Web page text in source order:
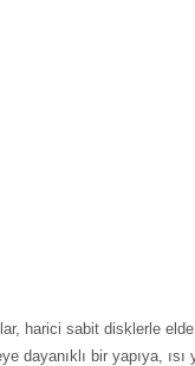
harici sabit disklerle
bir yapıya,